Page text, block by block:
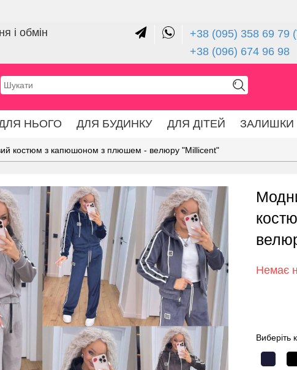
і обмін +38 (095) 358 69 79
+38 (096) 674 96 98
НЬОГО ДЛЯ БУДИНКУ ДЛЯ ДІТЕЙ ЗАЛИШКИ
костюм з капюшоном з плюшем - велюру "Millicent"
Немає
Виберіть